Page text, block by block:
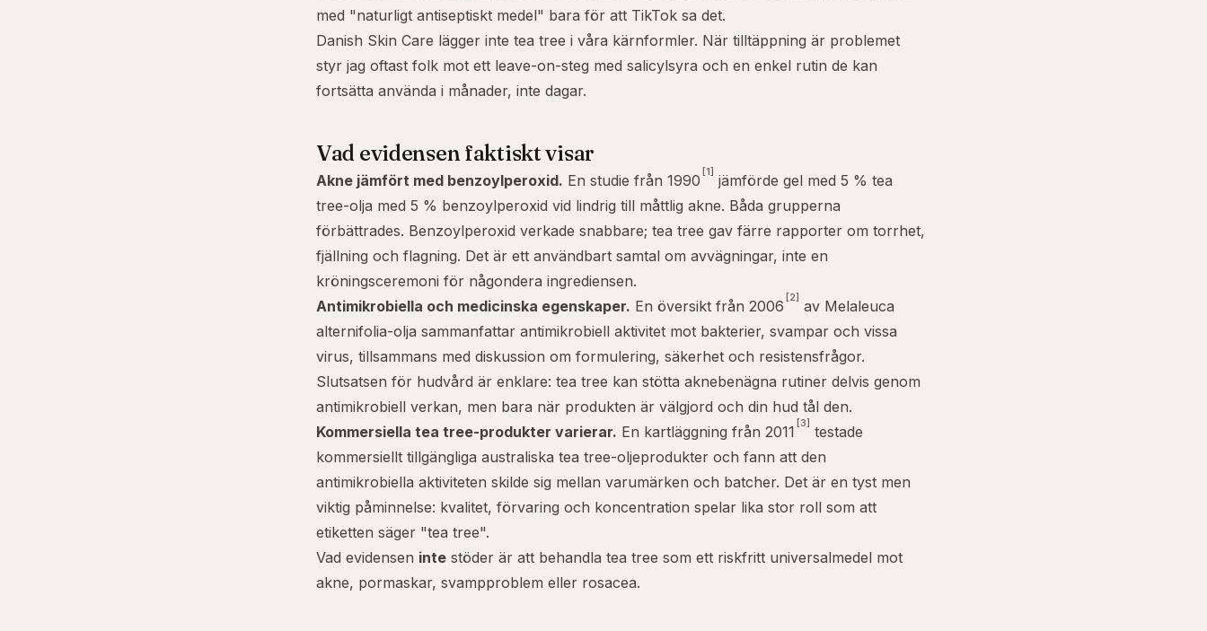
med "naturligt antiseptiskt medel" bara för att TikTok sa det.
Danish Skin Care lägger inte tea tree i våra kärnformler. När tilltäppning är problemet
styr jag oftast folk mot ett leave-on-steg med salicylsyra och en enkel rutin de kan
fortsätta använda i månader, inte dagar.
Vad evidensen faktiskt visar
Akne jämfört med benzoylperoxid. En studie från 1990 [1] jämförde gel med 5 % tea
tree-olja med 5 % benzoylperoxid vid lindrig till måttlig akne. Båda grupperna
förbättrades. Benzoylperoxid verkade snabbare; tea tree gav färre rapporter om torrhet,
fjällning och flagning. Det är ett användbart samtal om avvägningar, inte en
kröningsceremoni för någondera ingrediensen.
Antimikrobiella och medicinska egenskaper. En översikt från 2006 [2] av Melaleuca
alternifolia-olja sammanfattar antimikrobiell aktivitet mot bakterier, svampar och vissa
virus, tillsammans med diskussion om formulering, säkerhet och resistensfrågor.
Slutsatsen för hudvård är enklare: tea tree kan stötta aknebenägna rutiner delvis genom
antimikrobiell verkan, men bara när produkten är välgjord och din hud tål den.
Kommersiella tea tree-produkter varierar. En kartläggning från 2011 [3] testade
kommersiellt tillgängliga australiska tea tree-oljeprodukter och fann att den
antimikrobiella aktiviteten skilde sig mellan varumärken och batcher. Det är en tyst men
viktig påminnelse: kvalitet, förvaring och koncentration spelar lika stor roll som att
etiketten säger "tea tree".
Vad evidensen inte stöder är att behandla tea tree som ett riskfritt universalmedel mot
akne, pormaskar, svampproblem eller rosacea.